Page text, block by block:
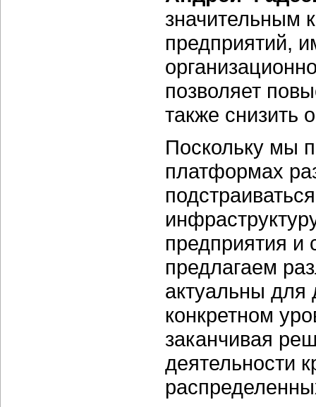
значительным
предприятий,
позволяет
также снизить
Поскольку мы
платформах
предприятия
предлагаем
актуальны
конкретном
заканчивая
деятельности